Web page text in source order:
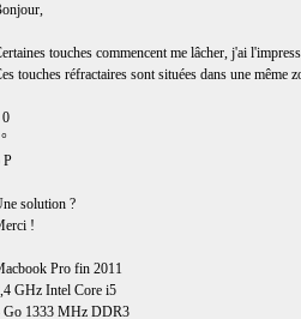
touches commencent me lâcher, j'ai
touches réfractaires sont situées dans une même
0
P
solution ?
!
Pro fin 2011
GHz Intel Core i5
Go 1333 MHz DDR3